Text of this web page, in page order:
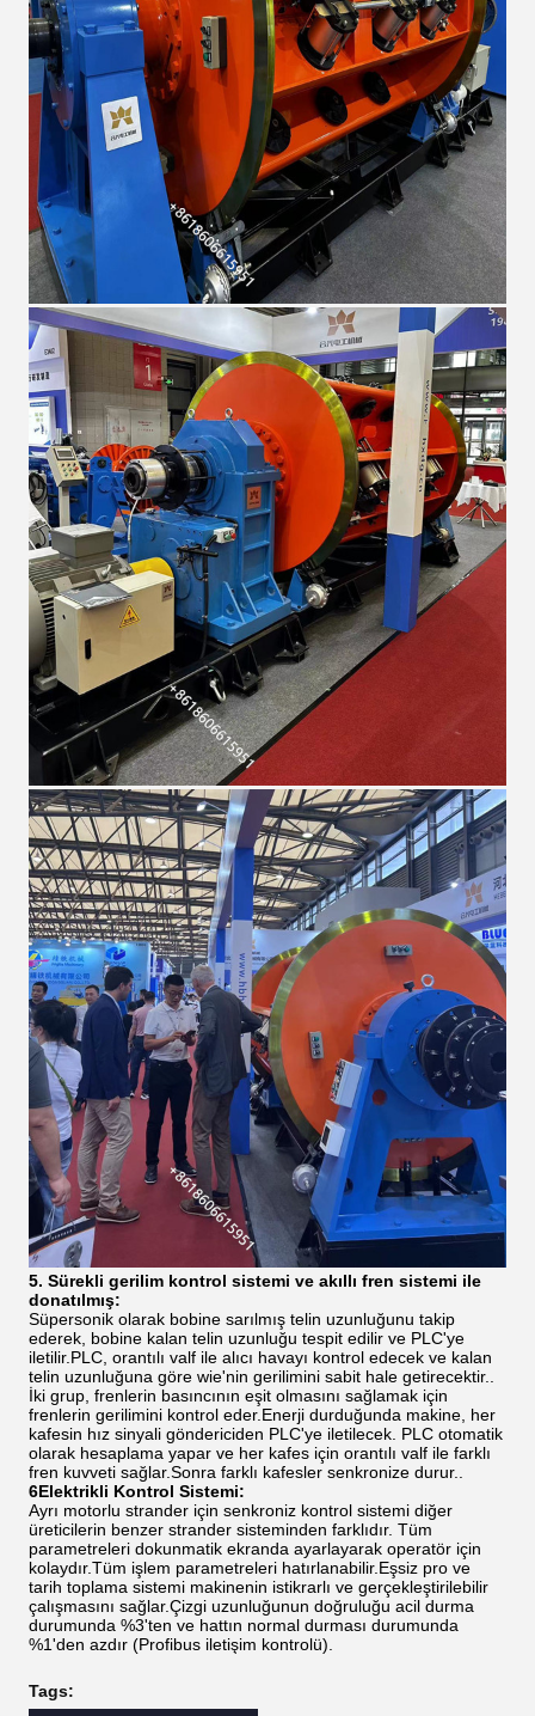
5. Sürekli gerilim kontrol sistemi ve akıllı fren sistemi ile
donatılmış:
Süpersonik olarak bobine sarılmış telin uzunluğunu takip
ederek, bobine kalan telin uzunluğu tespit edilir ve PLC'ye
iletilir.PLC, orantılı valf ile alıcı havayı kontrol edecek ve kalan
telin uzunluğuna göre wie'nin gerilimini sabit hale getirecektir..
İki grup, frenlerin basıncının eşit olmasını sağlamak için
frenlerin gerilimini kontrol eder.Enerji durduğunda makine, her
kafesin hız sinyali göndericiden PLC'ye iletilecek. PLC otomatik
olarak hesaplama yapar ve her kafes için orantılı valf ile farklı
fren kuvveti sağlar.Sonra farklı kafesler senkronize durur..
6Elektrikli Kontrol Sistemi:
Ayrı motorlu strander için senkroniz kontrol sistemi diğer
üreticilerin benzer strander sisteminden farklıdır. Tüm
parametreleri dokunmatik ekranda ayarlayarak operatör için
kolaydır.Tüm işlem parametreleri hatırlanabilir.Eşsiz pro ve
tarih toplama sistemi makinenin istikrarlı ve gerçekleştirilebilir
çalışmasını sağlar.Çizgi uzunluğunun doğruluğu acil durma
durumunda %3'ten ve hattın normal durması durumunda
%1'den azdır (Profibus iletişim kontrolü).
Tags: